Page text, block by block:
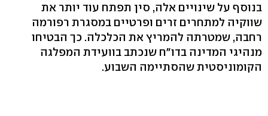
בנוסף על שינויים אלה, סין תפתח עוד יותר את
שווקיה למתחרים זרים ופרטיים במסגרת רפורמה
רחבה, שמטרתה להמריץ את הכלכלה. כך הבטיחו
מנהיגי המדינה בדו"ח שנכתב בוועידת המפלגה
הקומוניסטית שהסתיימה השבוע.